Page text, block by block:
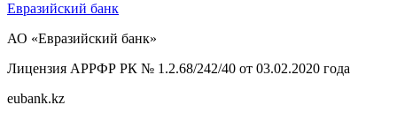
Евразийский банк
АО «Евразийский банк»
Лицензия АРРФР РК № 1.2.68/242/40 от 03.02.2020 года
eubank.kz